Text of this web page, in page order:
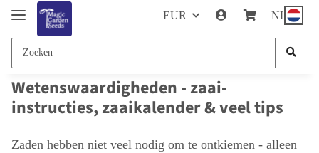
EUR NL
Wetenswaardigheden - zaai-
instructies, zaaikalender & veel tips
Zaden hebben niet veel nodig om te ontkiemen - alleen